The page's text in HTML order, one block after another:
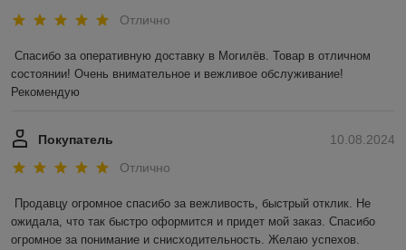
Отлично
Спасибо за оперативную доставку в Могилёв. Товар в отличном
состоянии! Очень внимательное и вежливое обслуживание!
Рекомендую
10.08.2024
Покупатель
Отлично
Продавцу огромное спасибо за вежливость, быстрый отклик. Не
ожидала, что так быстро оформится и придет мой заказ. Спасибо
огромное за понимание и снисходительность. Желаю успехов.